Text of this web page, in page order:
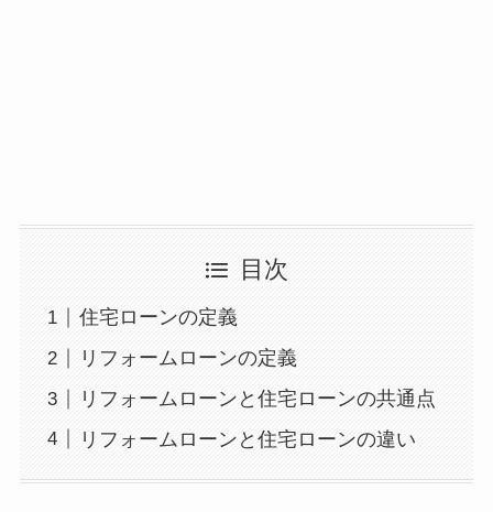
目次
住宅ローンの定義
リフォームローンの定義
リフォームローンと住宅ローンの共通点
リフォームローンと住宅ローンの違い